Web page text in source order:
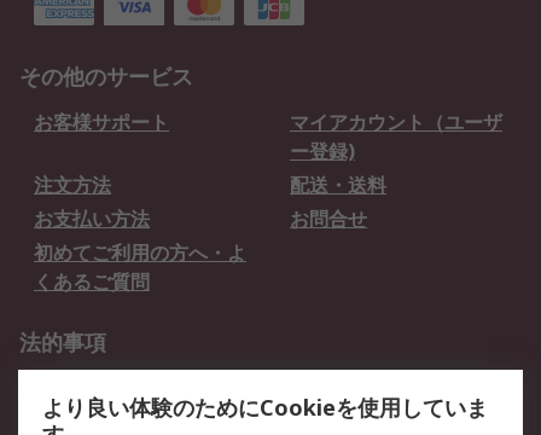
その他のサービス
お客様サポート
マイアカウント（ユーザ
ー登録)
注文方法
配送・送料
お支払い方法
お問合せ
初めてご利用の方へ・よ
くあるご質問
法的事項
クッキーポリシー
より良い体験のためにCookieを使用していま